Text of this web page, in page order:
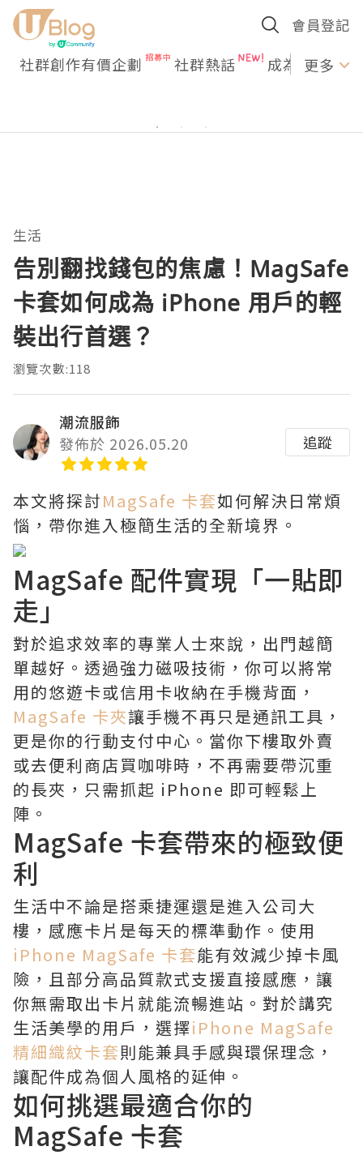
會員登記
社群創作有價企劃 社群熱話 成為U更多
生活
告別翻找錢包的焦慮！MagSafe
卡套如何成為 iPhone 用戶的輕
裝出行首選？
瀏覽次數:118
潮流服飾
發佈於 2026.05.20
追蹤
本文將探討MagSafe 卡套如何解決日常煩
惱，帶你進入極簡生活的全新境界。
MagSafe 配件實現「一貼即
走」
對於追求效率的專業人士來說，出門越簡
單越好。透過強力磁吸技術，你可以將常
用的悠遊卡或信用卡收納在手機背面，
MagSafe 卡夾讓手機不再只是通訊工具，
更是你的行動支付中心。當你下樓取外賣
或去便利商店買咖啡時，不再需要帶沉重
的長夾，只需抓起 iPhone 即可輕鬆上
陣。
MagSafe 卡套帶來的極致便
利
生活中不論是搭乘捷運還是進入公司大
樓，感應卡片是每天的標準動作。使用
iPhone MagSafe 卡套能有效減少掉卡風
險，且部分高品質款式支援直接感應，讓
你無需取出卡片就能流暢進站。對於講究
生活美學的用戶，選擇iPhone MagSafe
精細織紋卡套則能兼具手感與環保理念，
讓配件成為個人風格的延伸。
如何挑選最適合你的
MagSafe 卡套